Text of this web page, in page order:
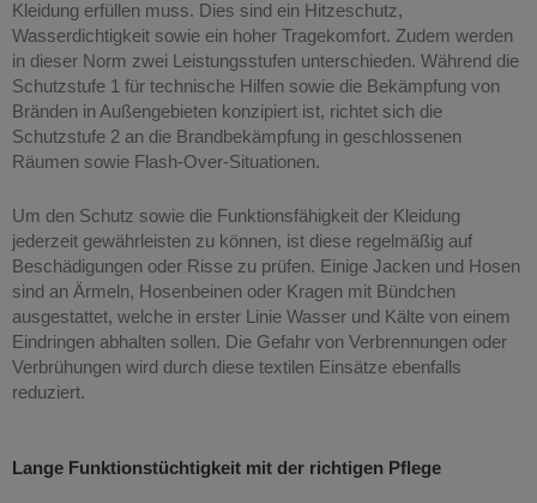
Kleidung erfüllen muss. Dies sind ein Hitzeschutz,
Wasserdichtigkeit sowie ein hoher Tragekomfort. Zudem werden
in dieser Norm zwei Leistungsstufen unterschieden. Während die
Schutzstufe 1 für technische Hilfen sowie die Bekämpfung von
Bränden in Außengebieten konzipiert ist, richtet sich die
Schutzstufe 2 an die Brandbekämpfung in geschlossenen
Räumen sowie Flash-Over-Situationen.
Um den Schutz sowie die Funktionsfähigkeit der Kleidung
jederzeit gewährleisten zu können, ist diese regelmäßig auf
Beschädigungen oder Risse zu prüfen. Einige Jacken und Hosen
sind an Ärmeln, Hosenbeinen oder Kragen mit Bündchen
ausgestattet, welche in erster Linie Wasser und Kälte von einem
Eindringen abhalten sollen. Die Gefahr von Verbrennungen oder
Verbrühungen wird durch diese textilen Einsätze ebenfalls
reduziert.
Lange Funktionstüchtigkeit mit der richtigen Pflege